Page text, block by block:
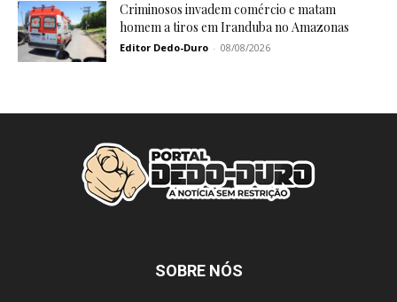
Criminosos invadem comércio e matam
homem a tiros em Iranduba no Amazonas
Editor Dedo-Duro - 08/08/2026
SOBRE NÓS